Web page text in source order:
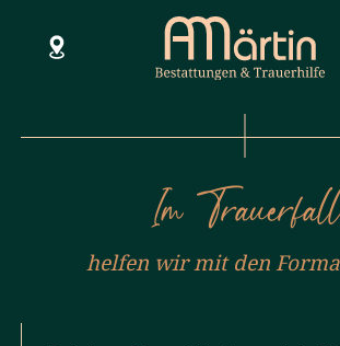
Hilfe im Todesfall
Dienstleistungen
FORMALITÄTEN UND
BEI EINER
Im Trauerfall
helfen wir mit den